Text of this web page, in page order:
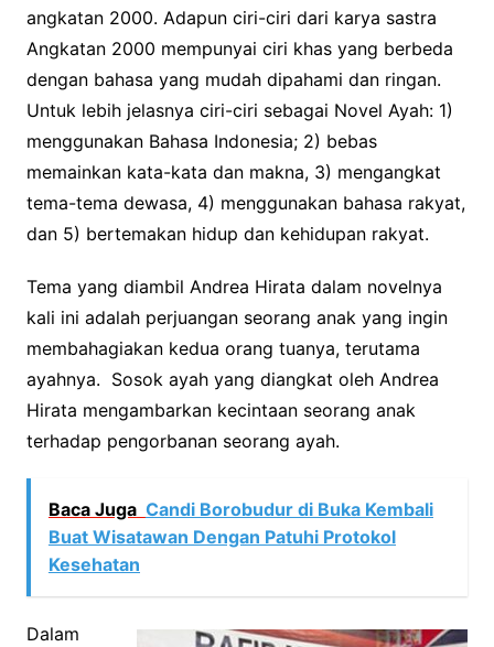
angkatan 2000. Adapun ciri-ciri dari karya sastra
Angkatan 2000 mempunyai ciri khas yang berbeda
dengan bahasa yang mudah dipahami dan ringan.
Untuk lebih jelasnya ciri-ciri sebagai Novel Ayah: 1)
menggunakan Bahasa Indonesia; 2) bebas
memainkan kata-kata dan makna, 3) mengangkat
tema-tema dewasa, 4) menggunakan bahasa rakyat,
dan 5) bertemakan hidup dan kehidupan rakyat.
Tema yang diambil Andrea Hirata dalam novelnya
kali ini adalah perjuangan seorang anak yang ingin
membahagiakan kedua orang tuanya, terutama
ayahnya. Sosok ayah yang diangkat oleh Andrea
Hirata mengambarkan kecintaan seorang anak
terhadap pengorbanan seorang ayah.
Baca Juga Candi Borobudur di Buka Kembali
Buat Wisatawan Dengan Patuhi Protokol
Kesehatan
Dalam